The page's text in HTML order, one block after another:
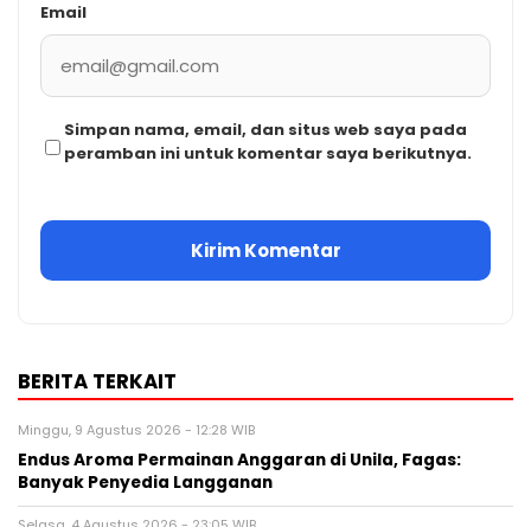
Email
Simpan nama, email, dan situs web saya pada
peramban ini untuk komentar saya berikutnya.
BERITA TERKAIT
Minggu, 9 Agustus 2026 - 12:28 WIB
Endus Aroma Permainan Anggaran di Unila, Fagas:
Banyak Penyedia Langganan